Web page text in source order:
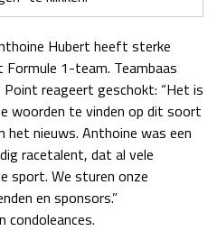
zo 17:00 - 19:00
Hubert heeft sterke
1-team. Teambaas
reageert geschokt: “Het is
woorden te vinden op dit soort
nieuws. Anthoine was een
racetalent, dat al vele
sport. We sturen onze
en sponsors.”
condoleances.